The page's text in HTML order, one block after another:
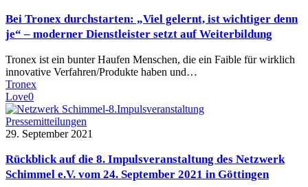
Bei Tronex durchstarten: „Viel gelernt, ist wichtiger denn
je“ – moderner Dienstleister setzt auf Weiterbildung
Tronex ist ein bunter Haufen Menschen, die ein Faible für wirklich
innovative Verfahren/Produkte haben und…
Tronex
Love0
Pressemitteilungen
29. September 2021
Rückblick auf die 8. Impulsveranstaltung des Netzwerk
Schimmel e.V. vom 24. September 2021 in Göttingen